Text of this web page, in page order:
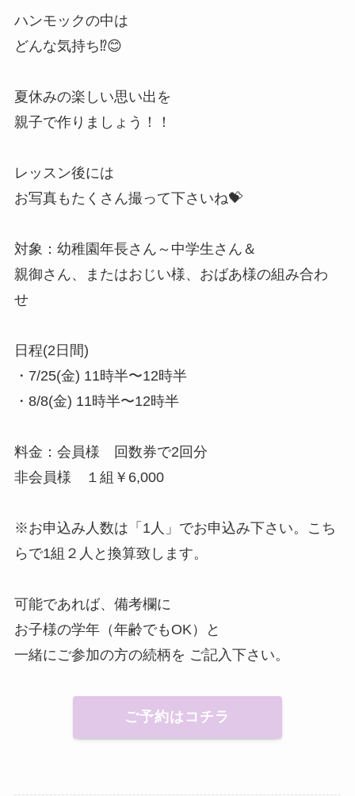
⁡ハンモックの中は
どんな気持ち⁉️😊
夏休みの楽しい思い出を
親子で作りましょう！！
⁡レッスン後には
お写真もたくさん撮って下さいね💝
⁡対象：幼稚園年長さん～中学生さん＆
親御さん、またはおじい様、おばあ様の組み合わ
せ
日程(2日間)
・7/25(金) 11時半〜12時半
・8/8(金) 11時半〜12時半
料金：会員様 回数券で2回分
非会員様 １組￥6,000
⁡※お申込み人数は「1人」でお申込み下さい。こち
らで1組２人と換算致します。
可能であれば、備考欄に
お子様の学年（年齢でもOK）と
一緒にご参加の方の続柄を ご記入下さい。
ご予約はコチラ